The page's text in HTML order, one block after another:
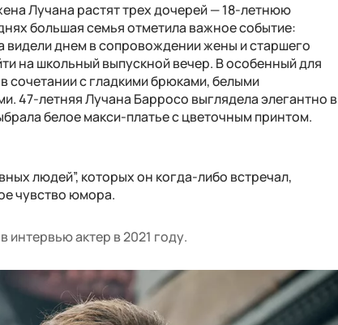
Лучана растят трех дочерей — 18-летнюю
большая семья отметила важное событие:
видели днем в сопровождении жены и старшего
на школьный выпускной вечер. В особенный для
с гладкими брюками, белыми
47-летняя Лучана Барросо выглядела элегантно в
белое макси-платье с цветочным принтом.
людей”, которых он когда-либо встречал,
чувство юмора.
интервью актер в 2021 году.